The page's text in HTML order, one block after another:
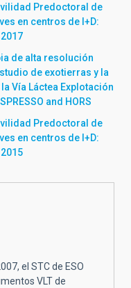
Predoctoral de
en centros de I+D:
de alta resolución
de exotierras y la
Vía Láctea Explotación
and HORS
Predoctoral de
en centros de I+D:
el STC de ESO
VLT de